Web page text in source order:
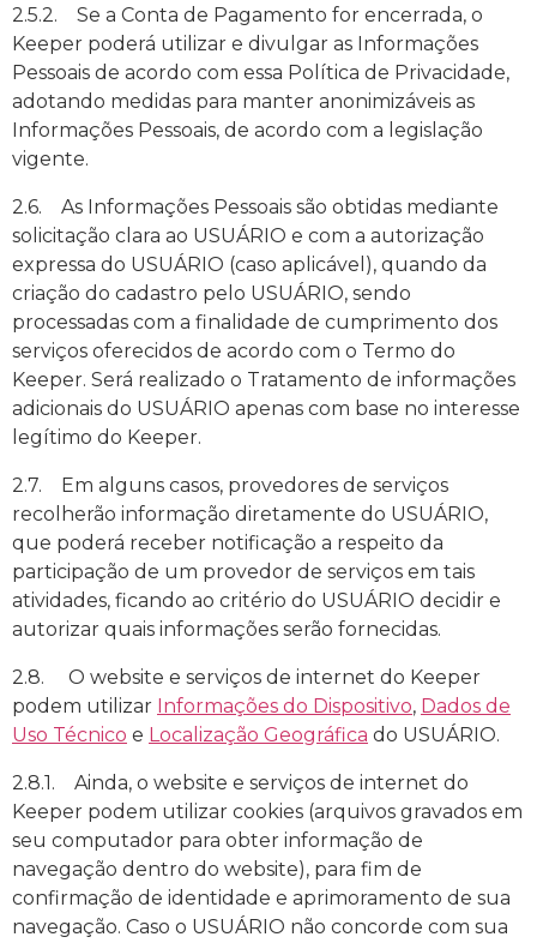
2.5.2. Se a Conta de Pagamento for encerrada, o
Keeper poderá utilizar e divulgar as Informações
Pessoais de acordo com essa Política de Privacidade,
adotando medidas para manter anonimizáveis as
Informações Pessoais, de acordo com a legislação
vigente.
2.6. As Informações Pessoais são obtidas mediante
solicitação clara ao USUÁRIO e com a autorização
expressa do USUÁRIO (caso aplicável), quando da
criação do cadastro pelo USUÁRIO, sendo
processadas com a finalidade de cumprimento dos
serviços oferecidos de acordo com o Termo do
Keeper. Será realizado o Tratamento de informações
adicionais do USUÁRIO apenas com base no interesse
legítimo do Keeper.
2.7. Em alguns casos, provedores de serviços
recolherão informação diretamente do USUÁRIO,
que poderá receber notificação a respeito da
participação de um provedor de serviços em tais
atividades, ficando ao critério do USUÁRIO decidir e
autorizar quais informações serão fornecidas.
2.8. O website e serviços de internet do Keeper
podem utilizar Informações do Dispositivo, Dados de
Uso Técnico e Localização Geográfica do USUÁRIO.
2.8.1. Ainda, o website e serviços de internet do
Keeper podem utilizar cookies (arquivos gravados em
seu computador para obter informação de
navegação dentro do website), para fim de
confirmação de identidade e aprimoramento de sua
navegação. Caso o USUÁRIO não concorde com sua